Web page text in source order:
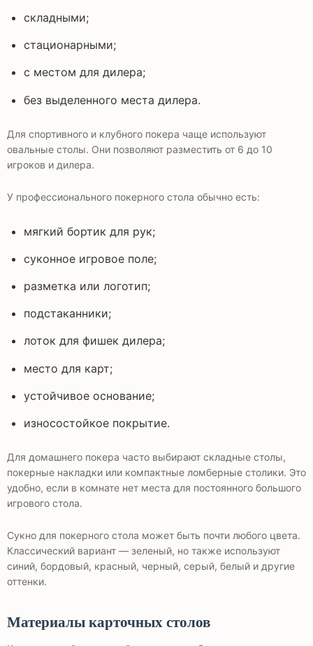
складными;
стационарными;
с местом для дилера;
без выделенного места дилера.
Для спортивного и клубного покера чаще используют
овальные столы. Они позволяют разместить от 6 до 10
игроков и дилера.
У профессионального покерного стола обычно есть:
мягкий бортик для рук;
суконное игровое поле;
разметка или логотип;
подстаканники;
лоток для фишек дилера;
место для карт;
устойчивое основание;
износостойкое покрытие.
Для домашнего покера часто выбирают складные столы,
покерные накладки или компактные ломберные столики. Это
удобно, если в комнате нет места для постоянного большого
игрового стола.
Сукно для покерного стола может быть почти любого цвета.
Классический вариант — зеленый, но также используют
синий, бордовый, красный, черный, серый, белый и другие
оттенки.
Материалы карточных столов